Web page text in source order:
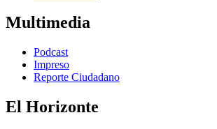
Multimedia
Podcast
Impreso
Reporte Ciudadano
El Horizonte